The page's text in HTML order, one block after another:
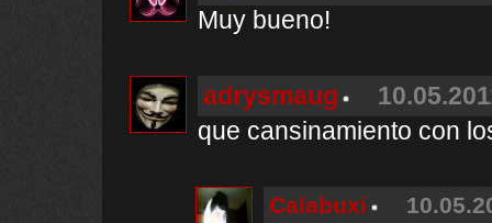
Muy bueno!
adrysmaug
que cansinamiento con
Calabuxi